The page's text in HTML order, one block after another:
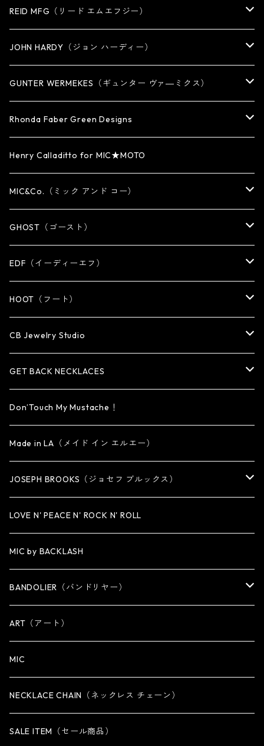
EARRING・EAR CUFF
PENDANT
BRACELET
WATCH BAND
CUFF・BUNGLE
NECKLACE
KEY CHAIN
WALLET CHAIN
WALLET・CARD CASE
HAT・CAP
OTHER
NECKLACE
BRACELET
KEY CHAIN
REID MFG（リード エムエフジー）
RING
EARRING
PENDANT
BRACELET/CUFF
NECKLACE
WALLET
WALLET CHAIN
KEY CHAIN
OTHER ITEM
reMIC
JOHN HARDY（ジョン ハーディー）
RING
BRACELET
PENDANT / NECKLACE
GUNTER WERMEKES（ギュンター ヴァ―ミクス）
RING
PENDANT / NECKLACE
EARRING
OTHER
Rhonda Faber Green Designs
RING
PENDANT
EARRING
Henry Calladitto for MIC★MOTO
MIC&Co.（ミック アンド コー）
RING
EARRING
PENDANT
NECKLACE
BRACELET
KEY CHAIN
OTHER
GHOST（ゴースト）
RING
EARRING
PENDANT
NECKLACE
BRACELET
CUFF
KEY CHAIN
WALLET CHAIN
WALLET
OTHER
EDF（イーディーエフ）
RING
PENDANT
CUFF・BANGLE
HOOT（フート）
RING
EARRING
PENDANT
BRACELET
CUFF・BANGLE
NECKLACE
KEY CHAIN
WALLET CHAIN
OTHER
CB Jewelry Studio
RING
EARRING・EAR CUFF
PENDANT
NECKLACE
BRACELET
GET BACK NECKLACES
ORIGINAL COLLECTION
SMALL
MEDIUM
Don’Touch My Mustache！
Made in LA（メイド イン エルエー）
JOSEPH BROOKS（ジョセフ ブルックス）
BRACELET
NECKLACE
LOVE N' PEACE N' ROCK N' ROLL
MIC by BACKLASH
BANDOLIER（バンドリヤー）
iPhone 14専用ケース
iPhone 14 Plus専用ケース
iPhone 14 Pro専用ケース
iPhone 14 Pro Max専用ケース
ART（アート）
MIC
NECKLACE CHAIN（ネックレス チェーン）
SALE ITEM（セール商品）